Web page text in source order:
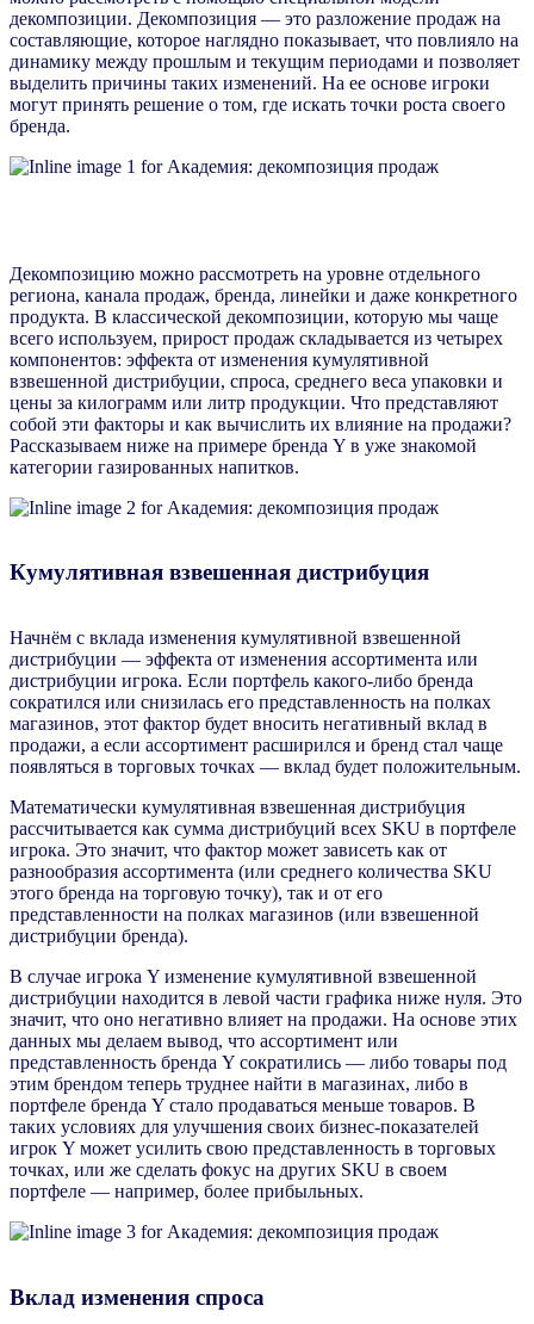
декомпозиции. Декомпозиция — это разложение продаж на
составляющие, которое наглядно показывает, что повлияло на
динамику между прошлым и текущим периодами и позволяет
выделить причины таких изменений. На ее основе игроки
могут принять решение о том, где искать точки роста своего
бренда.
Декомпозицию можно рассмотреть на уровне отдельного
региона, канала продаж, бренда, линейки и даже конкретного
продукта. В классической декомпозиции, которую мы чаще
всего используем, прирост продаж складывается из четырех
компонентов: эффекта от изменения кумулятивной
взвешенной дистрибуции, спроса, среднего веса упаковки и
цены за килограмм или литр продукции. Что представляют
собой эти факторы и как вычислить их влияние на продажи?
Рассказываем ниже на примере бренда Y в уже знакомой
категории газированных напитков.
Кумулятивная взвешенная дистрибуция
Начнём с вклада изменения кумулятивной взвешенной
дистрибуции — эффекта от изменения ассортимента или
дистрибуции игрока. Если портфель какого-либо бренда
сократился или снизилась его представленность на полках
магазинов, этот фактор будет вносить негативный вклад в
продажи, а если ассортимент расширился и бренд стал чаще
появляться в торговых точках — вклад будет положительным.
Математически кумулятивная взвешенная дистрибуция
рассчитывается как сумма дистрибуций всех SKU в портфеле
игрока. Это значит, что фактор может зависеть как от
разнообразия ассортимента (или среднего количества SKU
этого бренда на торговую точку), так и от его
представленности на полках магазинов (или взвешенной
дистрибуции бренда).
В случае игрока Y изменение кумулятивной взвешенной
дистрибуции находится в левой части графика ниже нуля. Это
значит, что оно негативно влияет на продажи. На основе этих
данных мы делаем вывод, что ассортимент или
представленность бренда Y сократились — либо товары под
этим брендом теперь труднее найти в магазинах, либо в
портфеле бренда Y стало продаваться меньше товаров. В
таких условиях для улучшения своих бизнес-показателей
игрок Y может усилить свою представленность в торговых
точках, или же сделать фокус на других SKU в своем
портфеле — например, более прибыльных.
Вклад изменения спроса